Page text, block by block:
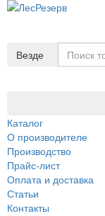
Везде
Каталог
О производителе
Производство
Прайс-лист
Оплата и доставка
Статьи
Контакты